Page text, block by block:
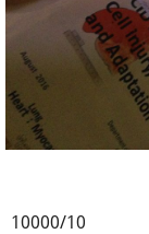
10000/10